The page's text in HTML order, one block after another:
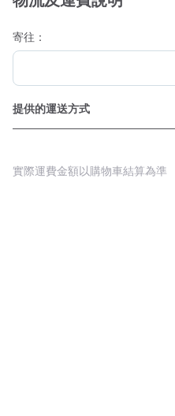
寄往：
提供的運送方式
實際運費金額以購物車結算為準